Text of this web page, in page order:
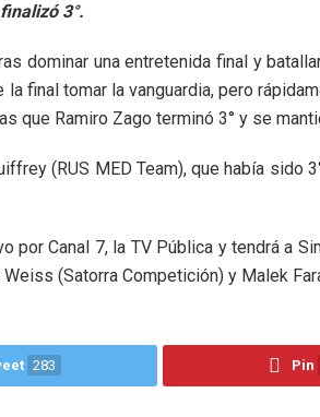
3°.
dominar una entretenida final y
la final tomar la vanguardia, pero
que Ramiro Zago terminó 3° y se
(RUS MED Team), que había
por Canal 7, la TV Pública y tendrá a
(Satorra Competición) y Malek
283 Pin